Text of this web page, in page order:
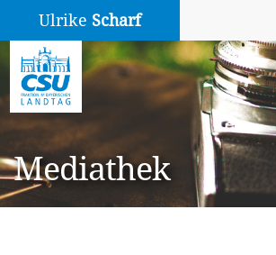
Ulrike Scharf
Mediathek